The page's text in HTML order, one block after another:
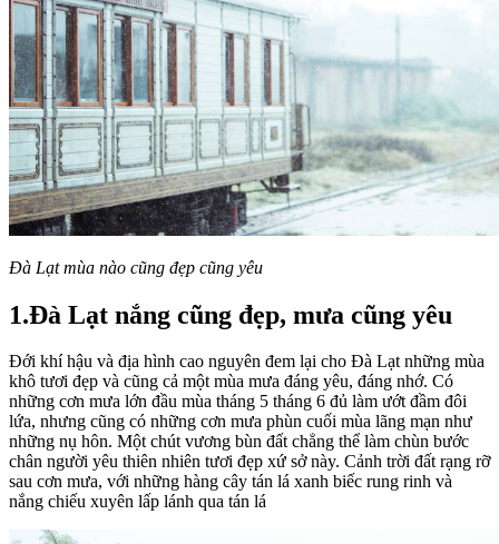
Đà Lạt mùa nào cũng đẹp cũng yêu
1.Đà Lạt nắng cũng đẹp, mưa cũng yêu
Đới khí hậu và địa hình cao nguyên đem lại cho Đà Lạt những mùa
khô tươi đẹp và cũng cả một mùa mưa đáng yêu, đáng nhớ. Có
những cơn mưa lớn đầu mùa tháng 5 tháng 6 đủ làm ướt đầm đôi
lứa, nhưng cũng có những cơn mưa phùn cuối mùa lãng mạn như
những nụ hôn. Một chút vương bùn đất chẳng thể làm chùn bước
chân người yêu thiên nhiên tươi đẹp xứ sở này. Cảnh trời đất rạng rỡ
sau cơn mưa, với những hàng cây tán lá xanh biếc rung rinh và
nắng chiếu xuyên lấp lánh qua tán lá